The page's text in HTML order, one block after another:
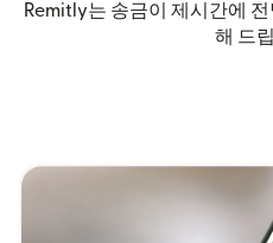
Remitly는 송금이 제시간에
해 드